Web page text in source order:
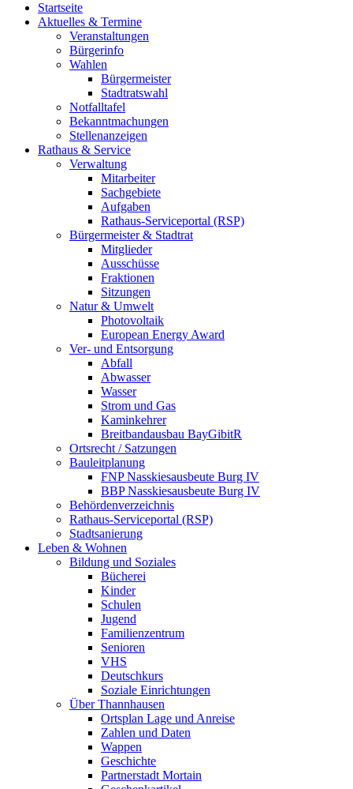
Startseite
Aktuelles & Termine
Veranstaltungen
Bürgerinfo
Wahlen
Bürgermeister
Stadtratswahl
Notfalltafel
Bekanntmachungen
Stellenanzeigen
Rathaus & Service
Verwaltung
Mitarbeiter
Sachgebiete
Aufgaben
Rathaus-Serviceportal (RSP)
Bürgermeister & Stadtrat
Mitglieder
Ausschüsse
Fraktionen
Sitzungen
Natur & Umwelt
Photovoltaik
European Energy Award
Ver- und Entsorgung
Abfall
Abwasser
Wasser
Strom und Gas
Kaminkehrer
Breitbandausbau BayGibitR
Ortsrecht / Satzungen
Bauleitplanung
FNP Nasskiesausbeute Burg IV
BBP Nasskiesausbeute Burg IV
Behördenverzeichnis
Rathaus-Serviceportal (RSP)
Stadtsanierung
Leben & Wohnen
Bildung und Soziales
Bücherei
Kinder
Schulen
Jugend
Familienzentrum
Senioren
VHS
Deutschkurs
Soziale Einrichtungen
Über Thannhausen
Ortsplan Lage und Anreise
Zahlen und Daten
Wappen
Geschichte
Partnerstadt Mortain